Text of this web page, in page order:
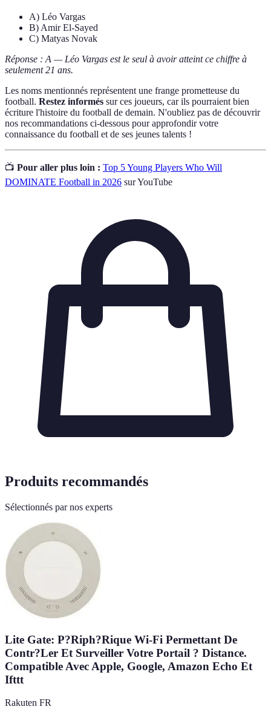
A) Léo Vargas
B) Amir El-Sayed
C) Matyas Novak
Réponse : A — Léo Vargas est le seul à avoir atteint ce chiffre à
seulement 21 ans.
Les noms mentionnés représentent une frange prometteuse du
football. Restez informés sur ces joueurs, car ils pourraient bien
écriture l'histoire du football de demain. N'oubliez pas de découvrir
nos recommandations ci-dessous pour approfondir votre
connaissance du football et de ses jeunes talents !
📺 Pour aller plus loin : Top 5 Young Players Who Will
DOMINATE Football in 2026 sur YouTube
Produits recommandés
Sélectionnés par nos experts
Lite Gate: P?Riph?Rique Wi-Fi Permettant De
Contr?Ler Et Surveiller Votre Portail ? Distance.
Compatible Avec Apple, Google, Amazon Echo Et
Ifttt
Rakuten FR